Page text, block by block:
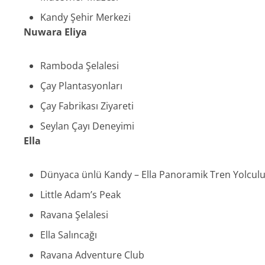
Kandy Şehir Merkezi
Nuwara Eliya
Ramboda Şelalesi
Çay Plantasyonları
Çay Fabrikası Ziyareti
Seylan Çayı Deneyimi
Ella
Dünyaca ünlü Kandy – Ella Panoramik Tren
Little Adam’s Peak
Ravana Şelalesi
Ella Salıncağı
Ravana Adventure Club